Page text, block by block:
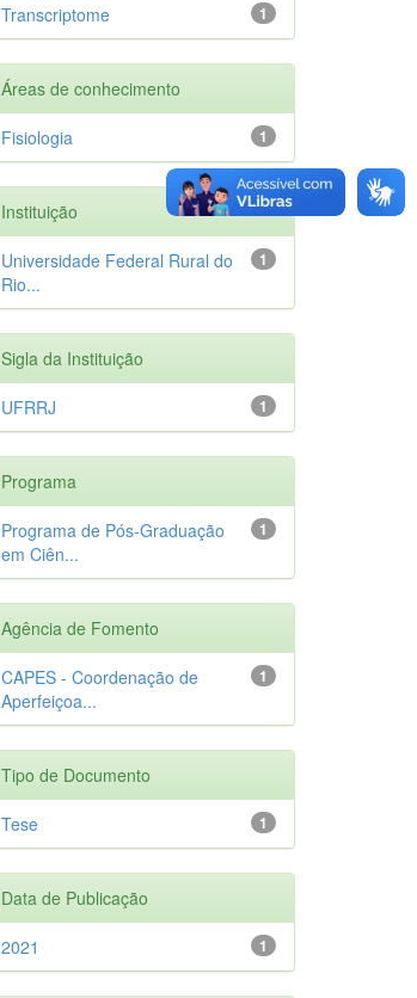
1
Transcriptome
Áreas de conhecimento
1
Fisiologia
Instituição
1
Universidade Federal Rural do
Rio...
Sigla da Instituição
1
UFRRJ
Programa
1
Programa de Pós-Graduação
em Ciên...
Agência de Fomento
1
CAPES - Coordenação de
Aperfeiçoa...
Tipo de Documento
1
Tese
Data de Publicação
1
2021